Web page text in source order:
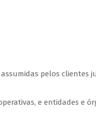
pelos clientes
e entidades e